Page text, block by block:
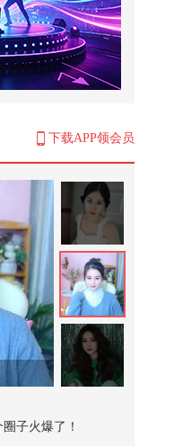
友版本的男生女生向
太难啦！@搜狐体育
有哪些？生活中应该
doter随机舞蹈（贴钱
潮生活】#一不小
野猪,战况激烈,谁才
者?
点不一样】别笑你也
！失眠剪了个花絮！
家彻底塌了 （55）
下载APP领会员
子火爆了！